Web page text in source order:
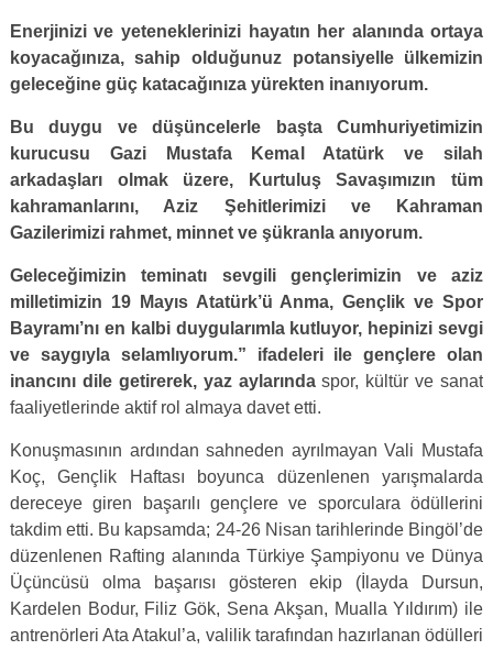
Enerjinizi ve yeteneklerinizi hayatın her alanında ortaya
koyacağınıza, sahip olduğunuz potansiyelle ülkemizin
geleceğine güç katacağınıza yürekten inanıyorum.
Bu duygu ve düşüncelerle başta Cumhuriyetimizin
kurucusu Gazi Mustafa Kemal Atatürk ve silah
arkadaşları olmak üzere, Kurtuluş Savaşımızın tüm
kahramanlarını, Aziz Şehitlerimizi ve Kahraman
Gazilerimizi rahmet, minnet ve şükranla anıyorum.
Geleceğimizin teminatı sevgili gençlerimizin ve aziz
milletimizin 19 Mayıs Atatürk’ü Anma, Gençlik ve Spor
Bayramı’nı en kalbi duygularımla kutluyor, hepinizi sevgi
ve saygıyla selamlıyorum.” ifadeleri ile gençlere olan
inancını dile getirerek, yaz aylarındaspor, kültür ve sanat
faaliyetlerinde aktif rol almaya davet etti.
Konuşmasının ardından sahneden ayrılmayan Vali Mustafa
Koç, Gençlik Haftası boyunca düzenlenen yarışmalarda
dereceye giren başarılı gençlere ve sporculara ödüllerini
takdim etti. Bu kapsamda; 24-26 Nisan tarihlerinde Bingöl’de
düzenlenen Rafting alanında Türkiye Şampiyonu ve Dünya
Üçüncüsü olma başarısı gösteren ekip (İlayda Dursun,
Kardelen Bodur, Filiz Gök, Sena Akşan, Mualla Yıldırım) ile
antrenörleri Ata Atakul’a, valilik tarafından hazırlanan ödülleri